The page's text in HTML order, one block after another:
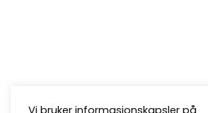
Vi bruker informasjonskapsler på